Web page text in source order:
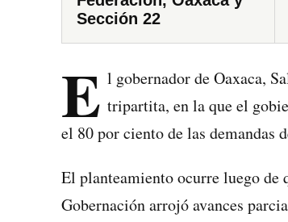
Sección 22
E l gobernador de Oaxaca,
tripartita, en la que el
el 80 por ciento de las demandas
El planteamiento ocurre luego de
Gobernación arrojó avances